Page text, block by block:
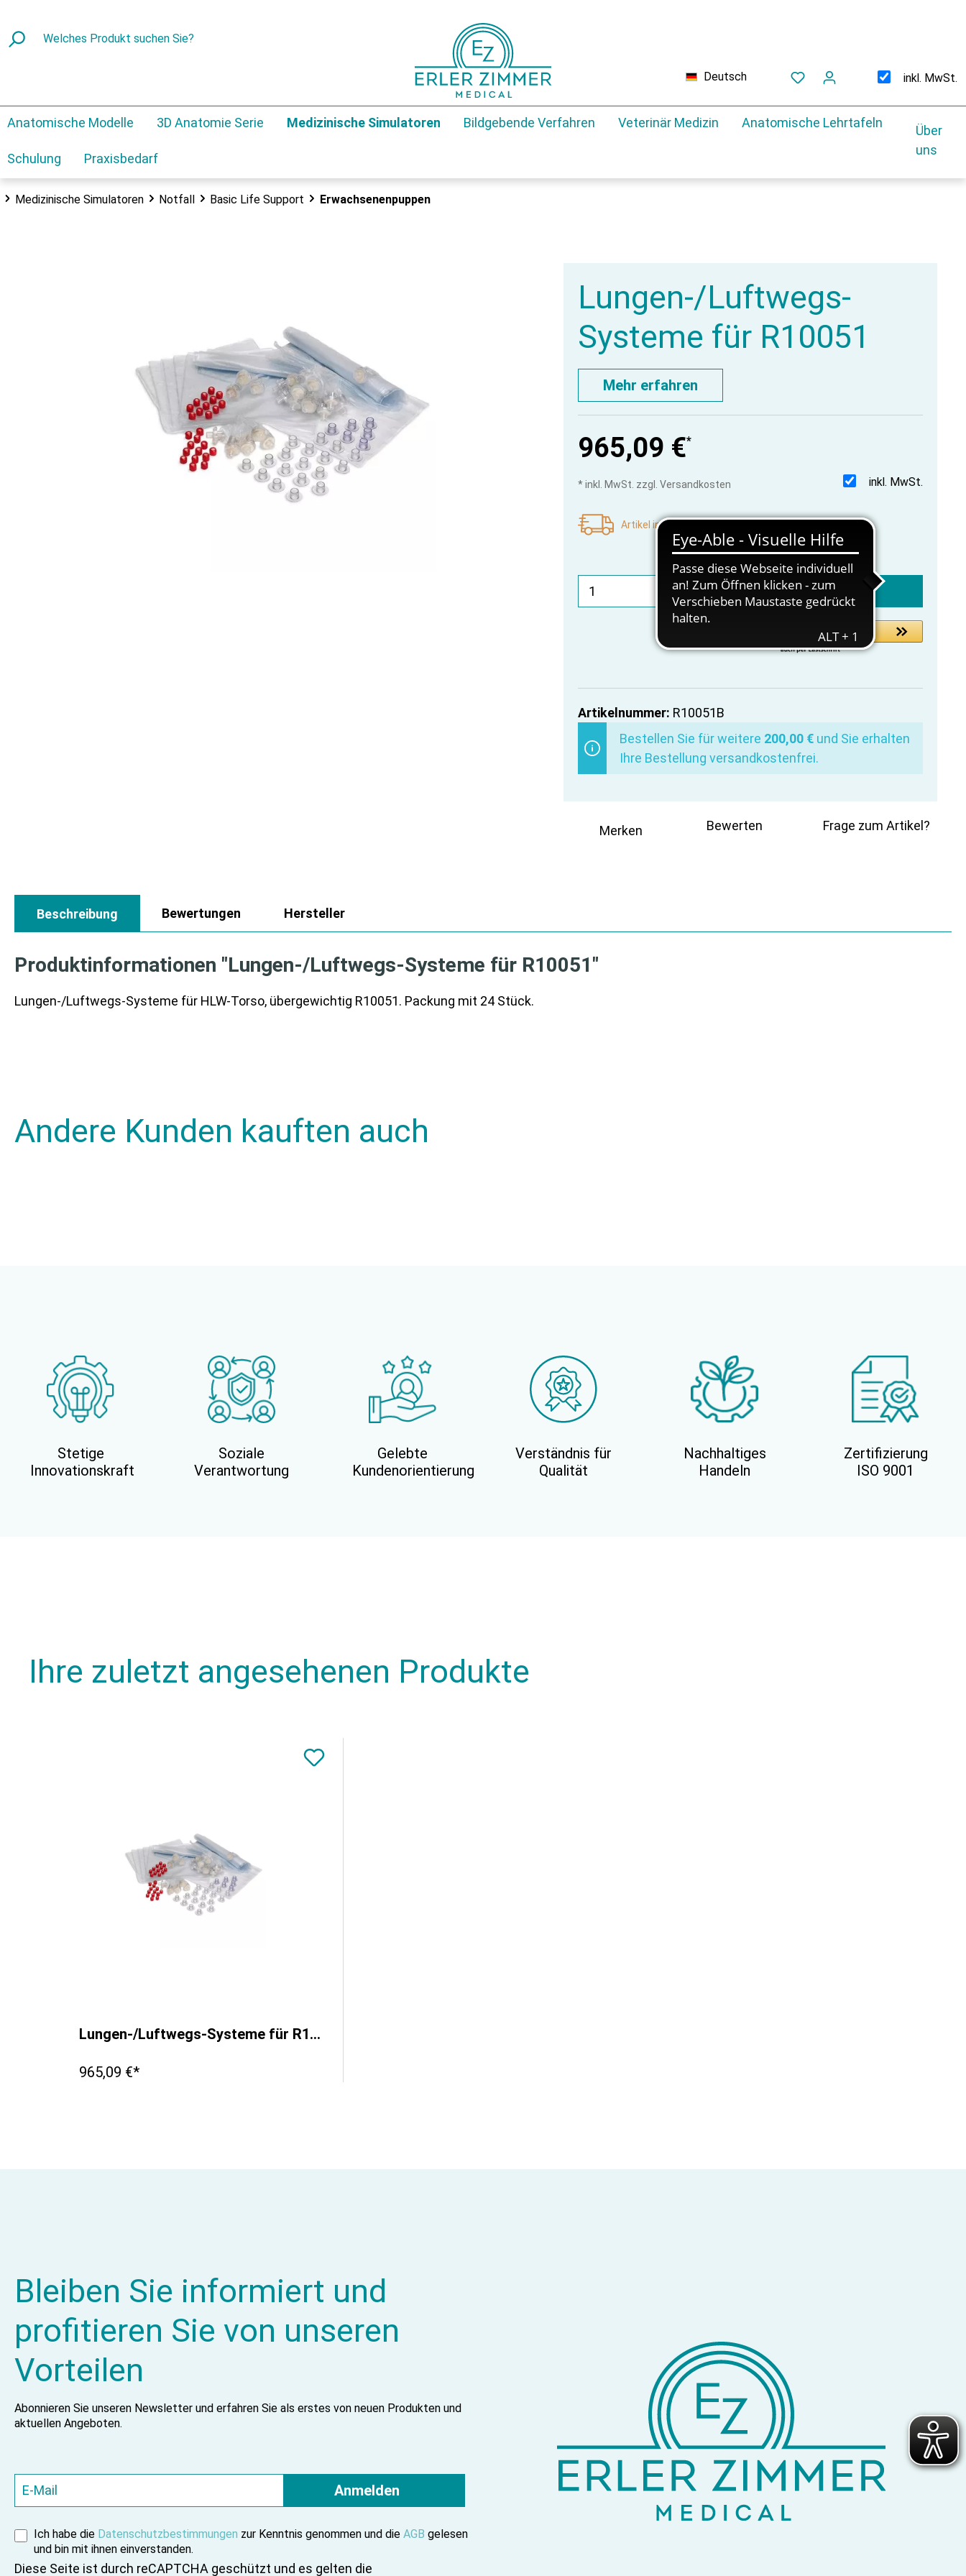
Deutsch inkl. MwSt.
Anatomische Modelle 3D Anatomie Serie Medizinische Simulatoren Bildgebende Verfahren Veterinär Medizin Anatomische Lehrtafeln
Schulung Praxisbedarf
Über
uns
Medizinische Simulatoren Notfall Basic Life Support Erwachsenenpuppen
Lungen-/Luftwegs-
Systeme für R10051
Mehr erfahren
965,09 €*
inkl. MwSt.
* inkl. MwSt. zzgl. Versandkosten
Artikel in Produktion, lieferbar vorauss. in 2-3 Wochen
In den Warenkorb
Artikelnummer: R10051B
Bestellen Sie für weitere 200,00 € und Sie erhalten
Ihre Bestellung versandkostenfrei.
Merken Bewerten Frage zum Artikel?
Beschreibung Bewertungen Hersteller
Produktinformationen "Lungen-/Luftwegs-Systeme für R10051"
Lungen-/Luftwegs-Systeme für HLW-Torso, übergewichtig R10051. Packung mit 24 Stück.
Andere Kunden kauften auch
Stetige
Innovationskraft
Soziale
Verantwortung
Gelebte
Kundenorientierung
Verständnis für
Qualität
Nachhaltiges
Handeln
Zertifizierung
ISO 9001
Ihre zuletzt angesehenen Produkte
Lungen-/Luftwegs-Systeme für R10051
965,09 €*
Bleiben Sie informiert und
profitieren Sie von unseren
Vorteilen
Abonnieren Sie unseren Newsletter und erfahren Sie als erstes von neuen Produkten und
aktuellen Angeboten.
Anmelden
Ich habe die Datenschutzbestimmungen zur Kenntnis genommen und die AGB gelesen
und bin mit ihnen einverstanden.
Diese Seite ist durch reCAPTCHA geschützt und es gelten die